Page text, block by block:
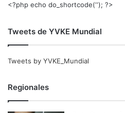
<?php echo do_shortcode(‘‘); ?>
Tweets de YVKE Mundial
Tweets by YVKE_Mundial
Regionales